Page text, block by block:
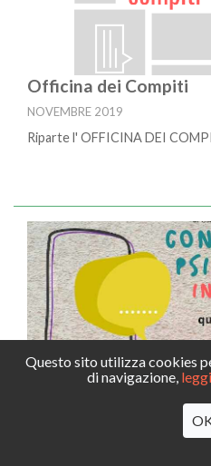
Officina dei Compiti
NOVEMBRE 2019
Riparte l' OFFICINA DEI
Conversazioni
Questo sito utilizza cookies
di navigazione,